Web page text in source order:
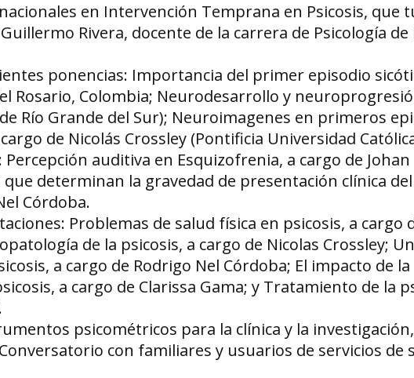
en Intervención Temprana en Psicosis, que
Rivera, docente de la carrera de Psicología
ponencias: Importancia del primer episodio
Rosario, Colombia; Neurodesarrollo y
Río Grande del Sur); Neuroimagenes en primeros
de Nicolás Crossley (Pontificia Universidad
auditiva en Esquizofrenia, a cargo de
que determinan la gravedad de presentación clínica
Córdoba.
Problemas de salud física en psicosis, a cargo
de la psicosis, a cargo de Nicolas Crossley;
a cargo de Rodrigo Nel Córdoba; El impacto de la
a cargo de Clarissa Gama; y Tratamiento de la
psicométricos para la clínica y la
con familiares y usuarios de servicios de